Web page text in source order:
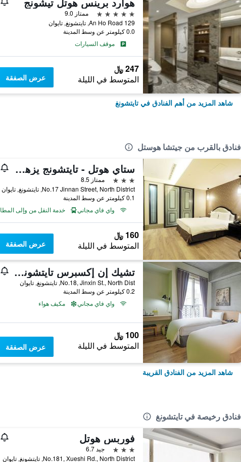
5 نجوم
ممتاز 9.0
129 An Ho Road, تايتشونغ, تايوان
0.0 كيلومتر عن وسط المدينة
موقف السيارات
247 ﷼
المتوسط في الليلة عرض الصفقة
شاهد المزيد من أهم الفنادق في تايتشونغ
فنادق بالقرب من جيتشا هوستل
ستاي هوتل - تايتشونج يزهونج
3 نجوم
ممتاز 8.5
No.17 Jinnan Street, North District, تايتشونغ, تايوان
0.1 كيلومتر عن وسط المدينة
واي فاي مجاني
خدمة النقل من وإلى المطار
160 ﷼
المتوسط في الليلة عرض الصفقة
تشيك إن إكسبرس تايتشونج ييتشونج
No.18, Jinxin St., North Dist, تايتشونغ, تايوان
0.2 كيلومتر عن وسط المدينة
واي فاي مجاني
مكيف هواء
100 ﷼
المتوسط في الليلة عرض الصفقة
شاهد المزيد من الفنادق القريبة
فنادق رخيصة في تايتشونغ
فوربس هوتل
3 نجوم
جيد 6.7
No.181, Xueshi Rd., North District, تايتشونغ, تايوان